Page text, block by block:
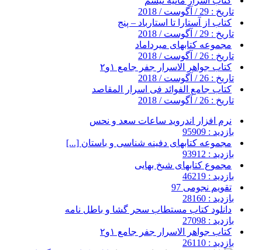
تاریخ : 29 / آگوست / 2018
کتاب از آستارا تا استارباد – پنج
تاریخ : 29 / آگوست / 2018
مجموعه کتابهای میرداماد
تاریخ : 26 / آگوست / 2018
کتاب جواهر الاسرار جفر جامع ۱و۲
تاریخ : 26 / آگوست / 2018
کتاب جامع الفوائد فی اسرار المقاصد
تاریخ : 26 / آگوست / 2018
نرم افزار اندروید ساعات سعد و نحس
بازدید : 95909
مجموعه کتابهای دفینه شناسی و باستان [...]
بازدید : 93912
مجموع کتابهای شیخ بهایی
بازدید : 46219
تقویم نجومی 97
بازدید : 28160
دانلود کتاب مستطاب سحر گشا و باطل نامه
بازدید : 27098
کتاب جواهر الاسرار جفر جامع ۱و۲
بازدید : 26110